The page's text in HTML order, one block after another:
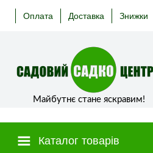
Оплата Доставка Знижки
Майбутнє стане яскравим!
Каталог товарів